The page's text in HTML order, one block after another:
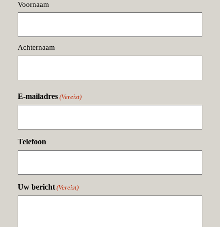
Voornaam
Achternaam
E-mailadres (Vereist)
Telefoon
Uw bericht (Vereist)